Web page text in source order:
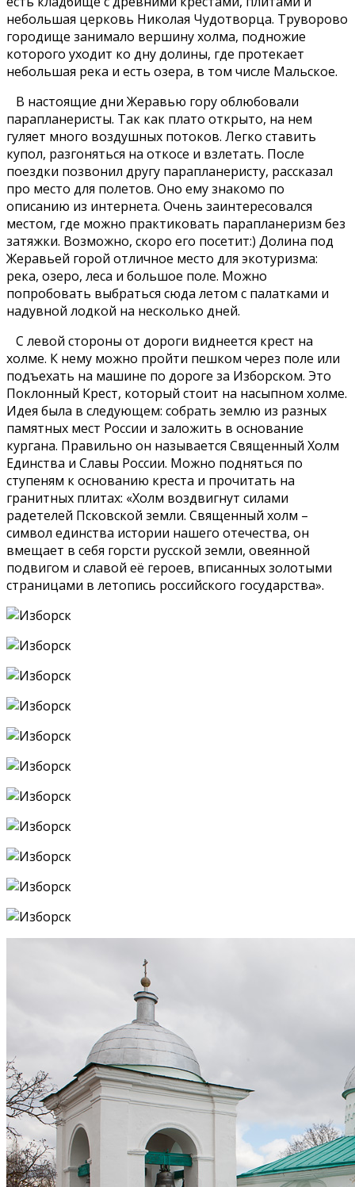
небольшая церковь Николая Чудотворца. Труворово
городище занимало вершину холма, подножие
которого уходит ко дну долины, где протекает
небольшая река и есть озера, в том числе Мальское.
В настоящие дни Жеравью гору облюбовали
парапланеристы. Так как плато открыто, на нем
гуляет много воздушных потоков. Легко ставить
купол, разгоняться на откосе и взлетать. После
поездки позвонил другу парапланеристу, рассказал
про место для полетов. Оно ему знакомо по
описанию из интернета. Очень заинтересовался
местом, где можно практиковать парапланеризм без
затяжки. Возможно, скоро его посетит:) Долина под
Жеравьей горой отличное место для экотуризма:
река, озеро, леса и большое поле. Можно
попробовать выбраться сюда летом с палатками и
надувной лодкой на несколько дней.
С левой стороны от дороги виднеется крест на
холме. К нему можно пройти пешком через поле или
подъехать на машине по дороге за Изборском. Это
Поклонный Крест, который стоит на насыпном холме.
Идея была в следующем: собрать землю из разных
памятных мест России и заложить в основание
кургана. Правильно он называется Священный Холм
Единства и Славы России. Можно подняться по
ступеням к основанию креста и прочитать на
гранитных плитах: «Холм воздвигнут силами
радетелей Псковской земли. Священный холм –
символ единства истории нашего отечества, он
вмещает в себя горсти русской земли, овеянной
подвигом и славой её героев, вписанных золотыми
страницами в летопись российского государства».